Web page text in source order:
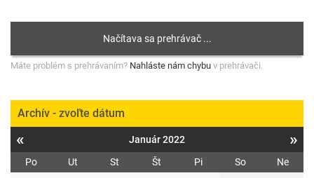
Máte problém s prehrávaním? Nahláste nám chybu v prehrávači.
Archív - zvoľte dátum
« Január 2022 »
Po Ut St Št Pi So
Ne